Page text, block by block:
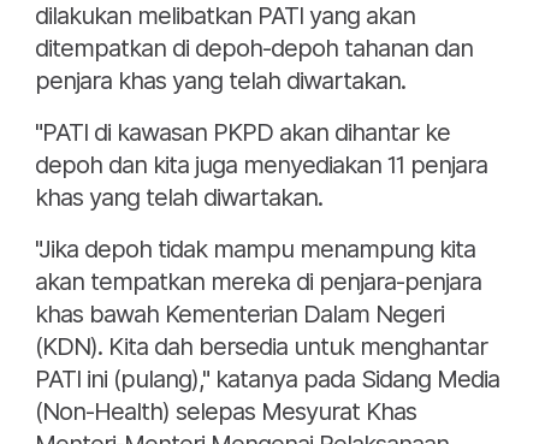
dilakukan melibatkan PATI yang akan
ditempatkan di depoh-depoh tahanan dan
penjara khas yang telah diwartakan.
"PATI di kawasan PKPD akan dihantar ke
depoh dan kita juga menyediakan 11 penjara
khas yang telah diwartakan.
"Jika depoh tidak mampu menampung kita
akan tempatkan mereka di penjara-penjara
khas bawah Kementerian Dalam Negeri
(KDN). Kita dah bersedia untuk menghantar
PATI ini (pulang)," katanya pada Sidang Media
(Non-Health) selepas Mesyurat Khas